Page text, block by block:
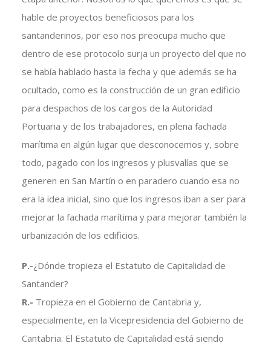
hable de proyectos beneficiosos para los
santanderinos, por eso nos preocupa mucho que
dentro de ese protocolo surja un proyecto del que no
se había hablado hasta la fecha y que además se ha
ocultado, como es la construcción de un gran edificio
para despachos de los cargos de la Autoridad
Portuaria y de los trabajadores, en plena fachada
marítima en algún lugar que desconocemos y, sobre
todo, pagado con los ingresos y plusvalías que se
generen en San Martín o en paradero cuando esa no
era la idea inicial, sino que los ingresos iban a ser para
mejorar la fachada marítima y para mejorar también la
urbanización de los edificios.
P.-¿Dónde tropieza el Estatuto de Capitalidad de
Santander?
R.- Tropieza en el Gobierno de Cantabria y,
especialmente, en la Vicepresidencia del Gobierno de
Cantabria. El Estatuto de Capitalidad está siendo